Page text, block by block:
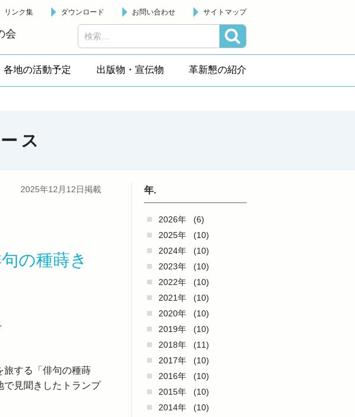
会
リンク集 ダウンロード お問い合わせ サイトマップ
各地の活動予定 出版物・宣伝物 革新懇の紹介
ス
2025年12月12日掲載
の種蒔き
旅する「俳句の種蒔
で見聞きしたトランプ
年.
2026年
(6)
2025年
(10)
2024年
(10)
2023年
(10)
2022年
(10)
2021年
(10)
2020年
(10)
2019年
(10)
2018年
(11)
2017年
(10)
2016年
(10)
2015年
(10)
2014年
(10)